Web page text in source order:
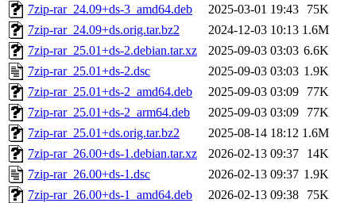
7zip-rar_24.09+ds-3_amd64.deb
2025-03-01 19:43
75K
7zip-rar_24.09+ds.orig.tar.bz2
2024-12-03 10:13 1.6M
7zip-rar_25.01+ds-2.debian.tar.xz
2025-09-03 03:03 6.6K
7zip-rar_25.01+ds-2.dsc
2025-09-03 03:03 1.9K
7zip-rar_25.01+ds-2_amd64.deb
2025-09-03 03:09
77K
7zip-rar_25.01+ds-2_arm64.deb
2025-09-03 03:09
77K
7zip-rar_25.01+ds.orig.tar.bz2
2025-08-14 18:12 1.6M
7zip-rar_26.00+ds-1.debian.tar.xz
2026-02-13 09:37
14K
7zip-rar_26.00+ds-1.dsc
2026-02-13 09:37 1.9K
7zip-rar_26.00+ds-1_amd64.deb
2026-02-13 09:38
75K